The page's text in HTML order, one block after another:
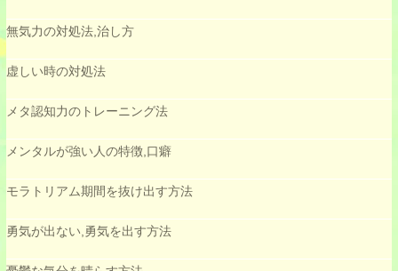
無気力の対処法,治し方
虚しい時の対処法
メタ認知力のトレーニング法
メンタルが強い人の特徴,口癖
モラトリアム期間を抜け出す方法
勇気が出ない,勇気を出す方法